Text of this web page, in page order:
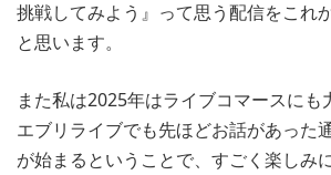
挑戦してみよう』って思う配信をこれ
と思います。
また私は2025年はライブコマースにも
エブリライブでも先ほどお話があった
が始まるということで、すごく楽しみ